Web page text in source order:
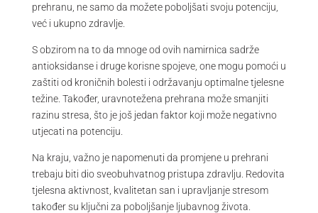
prehranu, ne samo da možete poboljšati svoju potenciju,
već i ukupno zdravlje.
S obzirom na to da mnoge od ovih namirnica sadrže
antioksidanse i druge korisne spojeve, one mogu pomoći u
zaštiti od kroničnih bolesti i održavanju optimalne tjelesne
težine. Također, uravnotežena prehrana može smanjiti
razinu stresa, što je još jedan faktor koji može negativno
utjecati na potenciju.
Na kraju, važno je napomenuti da promjene u prehrani
trebaju biti dio sveobuhvatnog pristupa zdravlju. Redovita
tjelesna aktivnost, kvalitetan san i upravljanje stresom
također su ključni za poboljšanje ljubavnog života.